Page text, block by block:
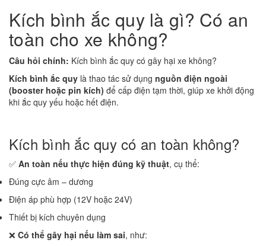
Kích bình ắc quy là gì? Có an
toàn cho xe không?
Câu hỏi chính: Kích bình ắc quy có gây hại xe không?
Kích bình ắc quy là thao tác sử dụng nguồn điện ngoài
(booster hoặc pin kích) để cấp điện tạm thời, giúp xe khởi động
khi ắc quy yếu hoặc hết điện.
Kích bình ắc quy có an toàn không?
✅ An toàn nếu thực hiện đúng kỹ thuật, cụ thể:
Đúng cực âm – dương
Điện áp phù hợp (12V hoặc 24V)
Thiết bị kích chuyên dụng
❌ Có thể gây hại nếu làm sai, như: